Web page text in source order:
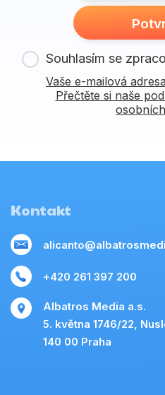
Souhlasím se
Vaše e-mailová
Přečtěte si naše
Kontakt
+420 261 397 200
Albatros Media a.s.
5. května 1746/22,
140 00 Praha